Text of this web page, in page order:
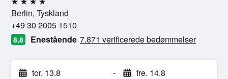
4 stjerner
Berlin, Tyskland
+49 30 2005 1510
8,8 Enestående 7.871 verificerede bedømmelser
tor. 13.8 - fre. 14.8